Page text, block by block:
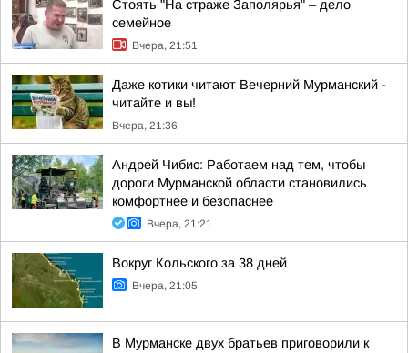
Стоять "На страже Заполярья" – дело
семейное
Вчера, 21:51
Даже котики читают Вечерний Мурманский -
читайте и вы!
Вчера, 21:36
Андрей Чибис: Работаем над тем, чтобы
дороги Мурманской области становились
комфортнее и безопаснее
Вчера, 21:21
Вокруг Кольского за 38 дней
Вчера, 21:05
В Мурманске двух братьев приговорили к